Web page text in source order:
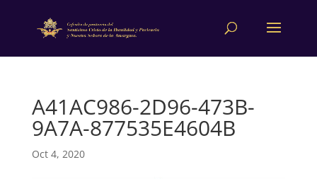
A41AC986-2D96-473B-
9A7A-877535E4604B
Oct 4, 2020